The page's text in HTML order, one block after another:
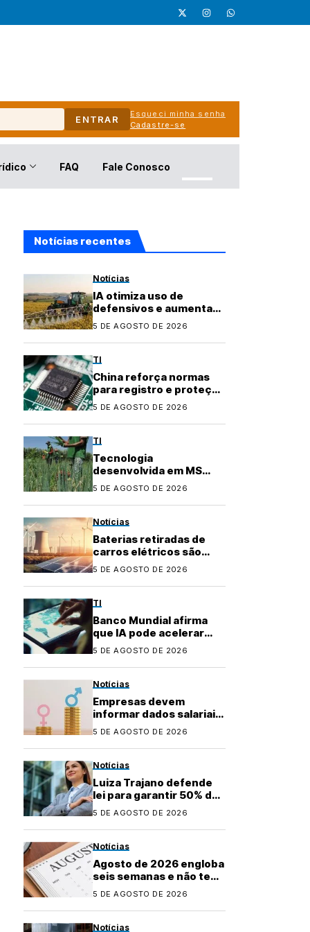
ENTRAR
Esqueci minha senha
Cadastre-se
FAQ Fale Conosco
Notícias recentes
Notícias
IA otimiza uso de
defensivos e aumenta
precisão no
5 DE AGOSTO DE 2026
TI
China reforça normas
para registro e proteção
de layouts de chips
5 DE AGOSTO DE 2026
TI
Tecnologia
desenvolvida em MS
conquista certificação e
familiar
5 DE AGOSTO DE 2026
Notícias
Baterias retiradas de
carros elétricos são
usadas para garantir
5 DE AGOSTO DE 2026
TI
Banco Mundial afirma
que IA pode acelerar
desenvolvimento de
5 DE AGOSTO DE 2026
Notícias
Empresas devem
informar dados salariais
para novo relatório até
5 DE AGOSTO DE 2026
Notícias
Luiza Trajano defende
lei para garantir 50% de
mulheres em cargos de
5 DE AGOSTO DE 2026
Notícias
Agosto de 2026 engloba
seis semanas e não tem
feriados; veja os
5 DE AGOSTO DE 2026
Notícias